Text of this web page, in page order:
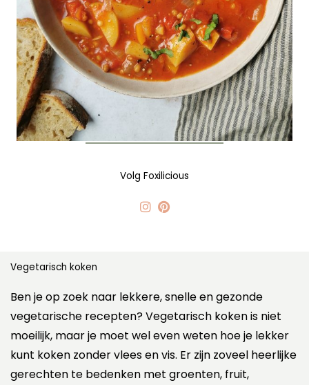
Volg Foxilicious
Vegetarisch koken
Ben je op zoek naar lekkere, snelle en gezonde
vegetarische recepten? Vegetarisch koken is niet
moeilijk, maar je moet wel even weten hoe je lekker
kunt koken zonder vlees en vis. Er zijn zoveel heerlijke
gerechten te bedenken met groenten, fruit,